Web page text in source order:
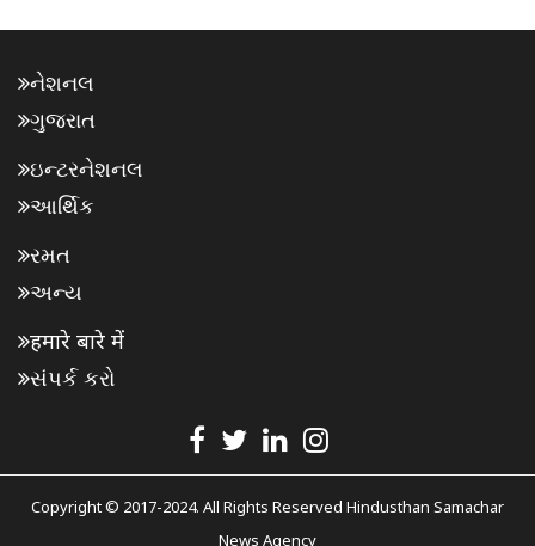
નેશનલ
ગુજરાત
ઇન્ટરનેશનલ
આર્થિક
રમત
અન્ય
हमारे बारे में
સંપર્ક કરો
Copyright © 2017-2024. All Rights Reserved Hindusthan Samachar
News Agency